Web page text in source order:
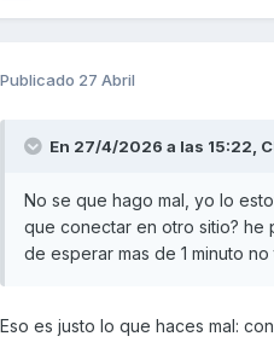
Publicado 27 Abril
En 27/4/2026 a las 15:22,
No se que hago mal, yo lo
que conectar en otro sitio? he
de esperar mas de 1 minuto
Eso es justo lo que haces mal: